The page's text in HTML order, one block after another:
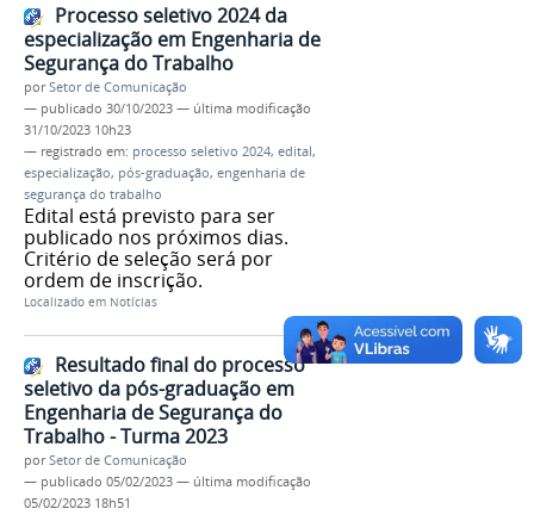
Processo seletivo 2024 da
especialização em Engenharia de
Segurança do Trabalho
porSetor de Comunicação
— publicado 30/10/2023 — última modificação
31/10/2023 10h23
— registrado em: processo seletivo 2024, edital,
especialização, pós-graduação, engenharia de
segurança do trabalho
Edital está previsto para ser
publicado nos próximos dias.
Critério de seleção será por
ordem de inscrição.
Localizado em Notícias
Resultado final do processo
seletivo da pós-graduação em
Engenharia de Segurança do
Trabalho - Turma 2023
porSetor de Comunicação
— publicado 05/02/2023 — última modificação
05/02/2023 18h51